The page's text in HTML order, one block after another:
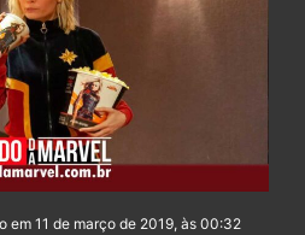
em 11 de março de 2019, às 00:32